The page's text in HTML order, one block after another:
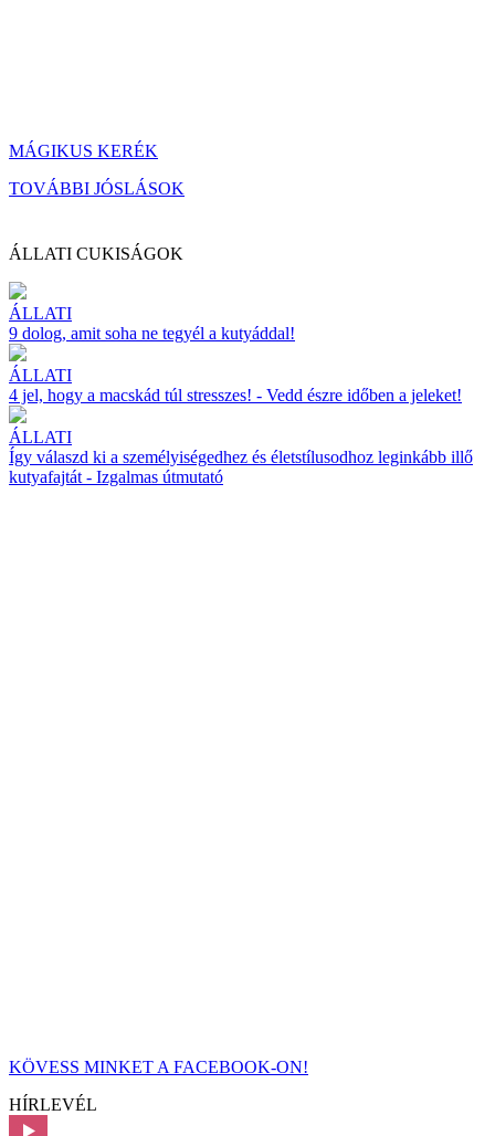
MÁGIKUS KERÉK
TOVÁBBI JÓSLÁSOK
ÁLLATI CUKISÁGOK
ÁLLATI
9 dolog, amit soha ne tegyél a kutyáddal!
ÁLLATI
4 jel, hogy a macskád túl stresszes! - Vedd észre időben a jeleket!
ÁLLATI
Így válaszd ki a személyiségedhez és életstílusodhoz leginkább illő
kutyafajtát - Izgalmas útmutató
KÖVESS MINKET A FACEBOOK-ON!
HÍRLEVÉL